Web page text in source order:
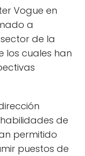
Vogue en
a
de la
los cuales han
de
permitido
puestos de